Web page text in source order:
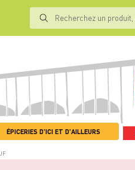
ÉPICERIES D'ICI ET D'AILLEURS